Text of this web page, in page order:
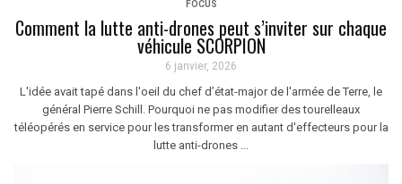
FOCUS
Comment la lutte anti-drones peut s’inviter sur chaque
véhicule SCORPION
6 janvier, 2026
L'idée avait tapé dans l'oeil du chef d’état-major de l'armée de Terre, le
général Pierre Schill. Pourquoi ne pas modifier des tourelleaux
téléopérés en service pour les transformer en autant d'effecteurs pour la
lutte anti-drones ...